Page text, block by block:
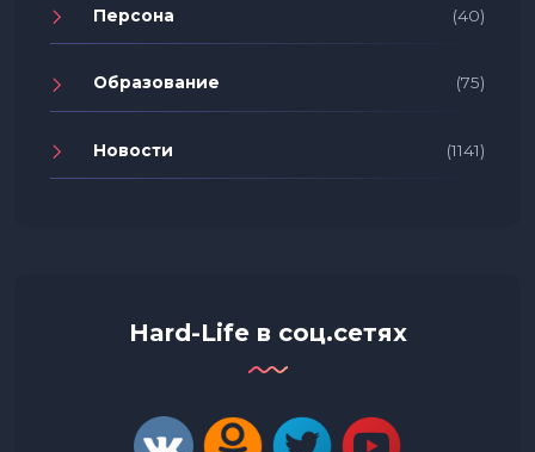
Персона (40)
Образование (75)
Новости (1141)
Hard-Life в соц.сетях